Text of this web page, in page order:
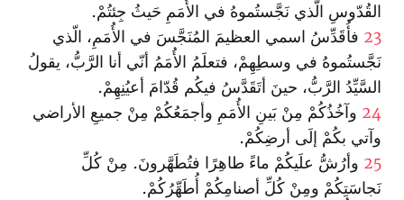
القُدّوسِ الّذي نَجَّستُموهُ في الأُمَمِ حَيثُ جِئتُمْ.
23 فأُقَدِّسُ اسمي العظيمَ المُنَجَّسَ في الأُمَمِ، الّذي
نَجَّستُموهُ في وسطِهِمْ، فتعلَمُ الأُمَمُ أنّي أنا الرَّبُّ، يقولُ
السَّيِّدُ الرَّبُّ، حينَ أتَقَدَّسُ فيكُم قُدّامَ أعيُنِهِمْ.
24 وآخُذُكُمْ مِنْ بَينِ الأُمَمِ وأجمَعُكُمْ مِنْ جميعِ الأراضي
وآتي بكُمْ إلَى أرضِكُمْ.
25 وأرُشُّ علَيكُمْ ماءً طاهِرًا فتُطَهَّرونَ. مِنْ كُلِّ
نَجاسَتِكُمْ ومِنْ كُلِّ أصنامِكُمْ أُطَهِّرُكُمْ.